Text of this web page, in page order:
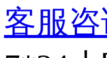
客服咨